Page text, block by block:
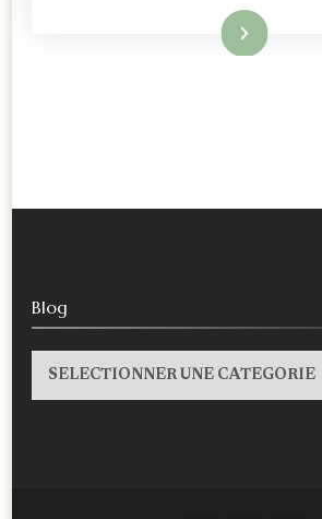
Lire la suite
Blog
Blog